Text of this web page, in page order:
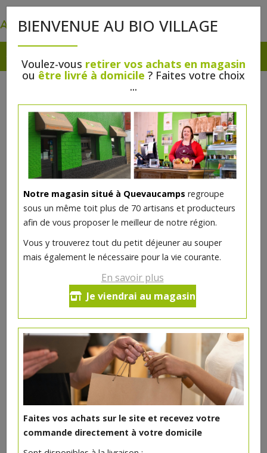
BIENVENUE AU BIO VILLAGE
Voulez-vous retirer vos achats en magasin
ou être livré à domicile ? Faites votre choix
...
Notre magasin situé à Quevaucamps regroupe
sous un même toit plus de 70 artisans et producteurs
afin de vous proposer le meilleur de notre région.
Vous y trouverez tout du petit déjeuner au souper
mais également le nécessaire pour la vie courante.
En savoir plus
Je viendrai au magasin
Faites vos achats sur le site et recevez votre
commande directement à votre domicile
Jus de pruneaux bio Biotta
500ml
6.54€/pc
Ce produit est indisponible pour le moment.
DANS LA MÊME CATÉGORIE ...